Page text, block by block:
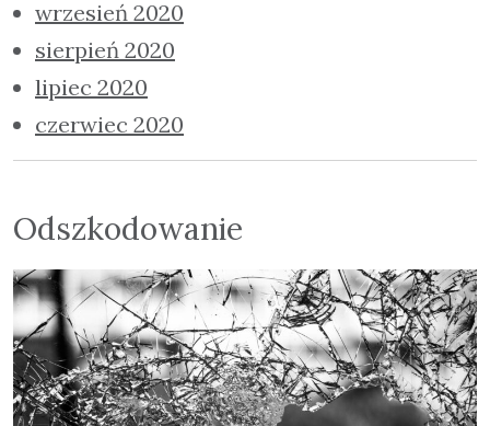
wrzesień 2020
sierpień 2020
lipiec 2020
czerwiec 2020
Odszkodowanie